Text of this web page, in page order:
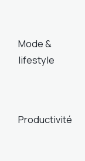
Mode &
lifestyle
Productivité